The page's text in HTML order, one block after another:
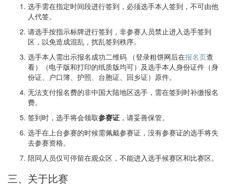
选手需在指定时间段进行签到，必须选手本人签到，不可由他
人代签。
请选手按指示标牌进行签到，非参赛人员禁止进入选手签到
区，以免造成混乱，扰乱签到秩序。
选手本人需出示报名成功二维码 （登录粗饼网后在报名页查
看）（电子版和打印的纸质版均可）及选手本人身份证件（身
份证、户口簿、护照、台胞证、回乡证）原件。
无法支付报名费的非中国大陆地区选手，需在签到时补缴报名
费。
签到时，选手将会领取参赛证 ，请妥善保管。
选手在上台参赛的时候需佩戴参赛证，没有参赛证的选手将失
去参赛资格。
陪同人员仅可停留在观众区，不能进入选手候赛区和比赛区。
三、关于比赛